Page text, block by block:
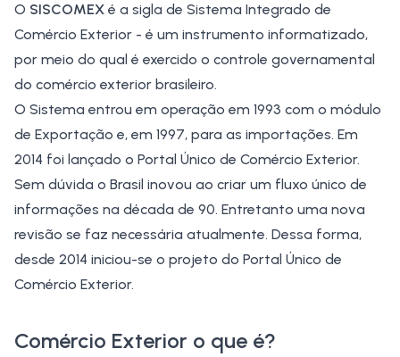
O SISCOMEX é a sigla de Sistema Integrado de
Comércio Exterior - é um instrumento informatizado,
por meio do qual é exercido o controle governamental
do comércio exterior brasileiro.
O Sistema entrou em operação em 1993 com o módulo
de Exportação e, em 1997, para as importações. Em
2014 foi lançado o Portal Único de Comércio Exterior.
Sem dúvida o Brasil inovou ao criar um fluxo único de
informações na década de 90. Entretanto uma nova
revisão se faz necessária atualmente. Dessa forma,
desde 2014 iniciou-se o projeto do Portal Único de
Comércio Exterior.
Comércio Exterior o que é?